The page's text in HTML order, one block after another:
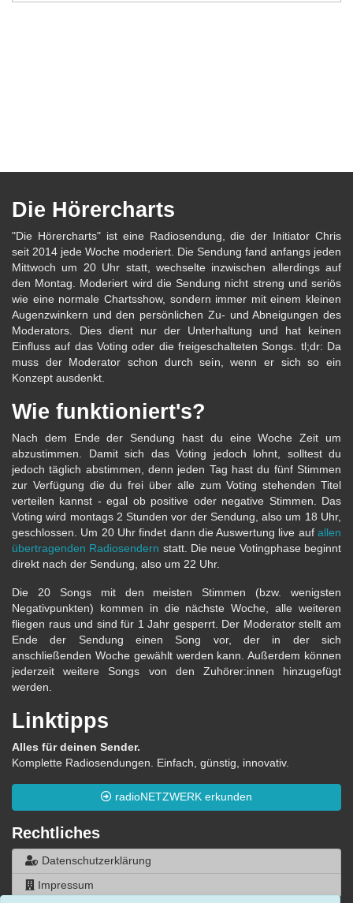
Die Hörercharts
"Die Hörercharts" ist eine Radiosendung, die der Initiator Chris
seit 2014 jede Woche moderiert. Die Sendung fand anfangs jeden
Mittwoch um 20 Uhr statt, wechselte inzwischen allerdings auf
den Montag. Moderiert wird die Sendung nicht streng und seriös
wie eine normale Chartsshow, sondern immer mit einem kleinen
Augenzwinkern und den persönlichen Zu- und Abneigungen des
Moderators. Dies dient nur der Unterhaltung und hat keinen
Einfluss auf das Voting oder die freigeschalteten Songs. tl;dr: Da
muss der Moderator schon durch sein, wenn er sich so ein
Konzept ausdenkt.
Wie funktioniert's?
Nach dem Ende der Sendung hast du eine Woche Zeit um
abzustimmen. Damit sich das Voting jedoch lohnt, solltest du
jedoch täglich abstimmen, denn jeden Tag hast du fünf Stimmen
zur Verfügung die du frei über alle zum Voting stehenden Titel
verteilen kannst - egal ob positive oder negative Stimmen. Das
Voting wird montags 2 Stunden vor der Sendung, also um 18 Uhr,
geschlossen. Um 20 Uhr findet dann die Auswertung live auf allen
übertragenden Radiosendern statt. Die neue Votingphase beginnt
direkt nach der Sendung, also um 22 Uhr.
Die 20 Songs mit den meisten Stimmen (bzw. wenigsten
Negativpunkten) kommen in die nächste Woche, alle weiteren
fliegen raus und sind für 1 Jahr gesperrt. Der Moderator stellt am
Ende der Sendung einen Song vor, der in der sich
anschließenden Woche gewählt werden kann. Außerdem können
jederzeit weitere Songs von den Zuhörer:innen hinzugefügt
werden.
Linktipps
Alles für deinen Sender.
Komplette Radiosendungen. Einfach, günstig, innovativ.
radioNETZWERK erkunden
Rechtliches
Datenschutzerklärung
Impressum